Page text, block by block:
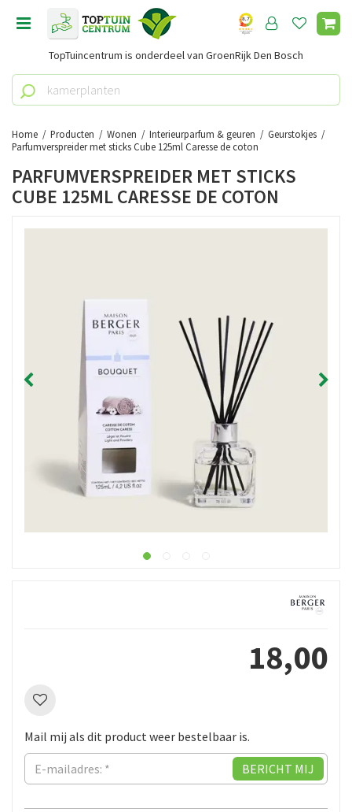
Home Producten Wonen Interieurparfum & geuren
Geurstokjes
Parfumverspreider met sticks Cube 125ml Caresse de coton
TopTuincentrum is onderdeel van GroenRijk Den Bosch
PARFUMVERSPREIDER MET STICKS
CUBE 125ML CARESSE DE COTON
18,00
Mail mij als dit product weer bestelbaar is.